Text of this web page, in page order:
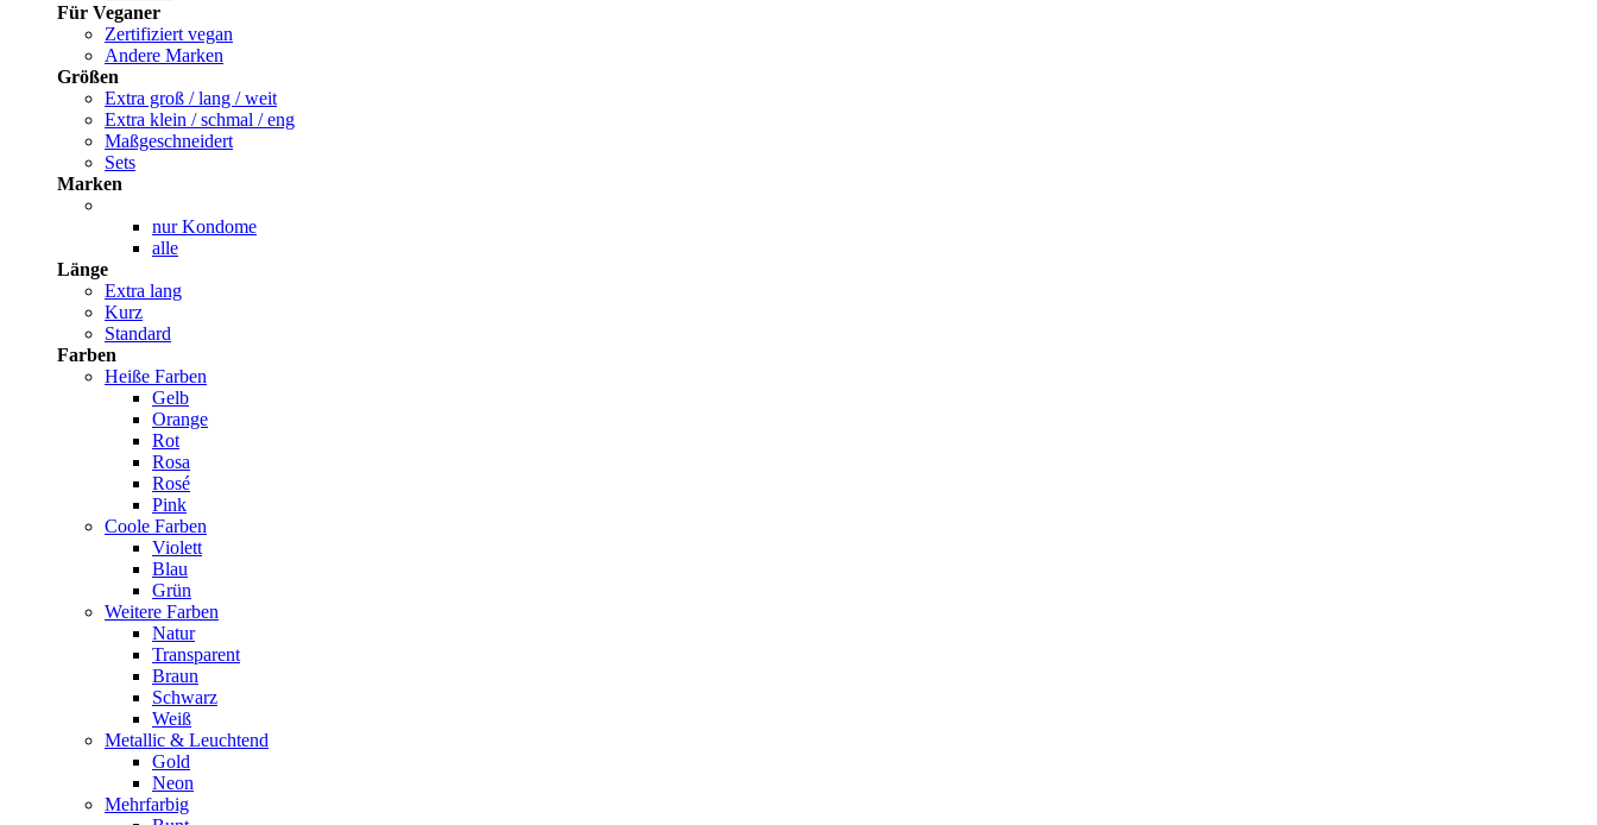
Für Veganer
Zertifiziert vegan
Andere Marken
Größen
Extra groß / lang / weit
Extra klein / schmal / eng
Maßgeschneidert
Sets
Marken
nur Kondome
alle
Länge
Extra lang
Kurz
Standard
Farben
Heiße Farben
Gelb
Orange
Rot
Rosa
Rosé
Pink
Coole Farben
Violett
Blau
Grün
Weitere Farben
Natur
Transparent
Braun
Schwarz
Weiß
Metallic & Leuchtend
Gold
Neon
Mehrfarbig